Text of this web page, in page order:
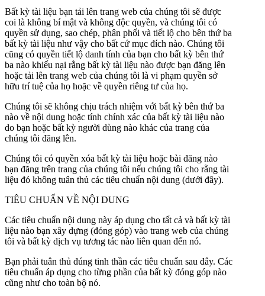
Bất kỳ tài liệu bạn tải lên trang web của chúng tôi sẽ được
coi là không bí mật và không độc quyền, và chúng tôi có
quyền sử dụng, sao chép, phân phối và tiết lộ cho bên thứ ba
bất kỳ tài liệu như vậy cho bất cứ mục đích nào. Chúng tôi
cũng có quyền tiết lộ danh tính của bạn cho bất kỳ bên thứ
ba nào khiếu nại rằng bất kỳ tài liệu nào được bạn đăng lên
hoặc tải lên trang web của chúng tôi là vi phạm quyền sở
hữu trí tuệ của họ hoặc về quyền riêng tư của họ.
Chúng tôi sẽ không chịu trách nhiệm với bất kỳ bên thứ ba
nào về nội dung hoặc tính chính xác của bất kỳ tài liệu nào
do bạn hoặc bất kỳ người dùng nào khác của trang của
chúng tôi đăng lên.
Chúng tôi có quyền xóa bất kỳ tài liệu hoặc bài đăng nào
bạn đăng trên trang của chúng tôi nếu chúng tôi cho rằng tài
liệu đó không tuân thủ các tiêu chuẩn nội dung (dưới đây).
TIÊU CHUẨN VỀ NỘI DUNG
Các tiêu chuẩn nội dung này áp dụng cho tất cả và bất kỳ tài
liệu nào bạn xây dựng (đóng góp) vào trang web của chúng
tôi và bất kỳ dịch vụ tương tác nào liên quan đến nó.
Bạn phải tuân thủ đúng tinh thần các tiêu chuẩn sau đây. Các
tiêu chuẩn áp dụng cho từng phần của bất kỳ đóng góp nào
cũng như cho toàn bộ nó.